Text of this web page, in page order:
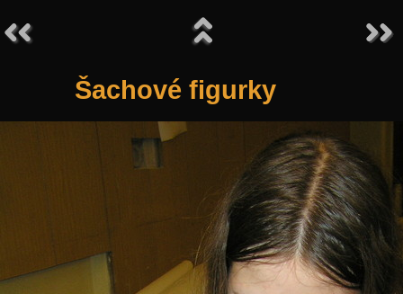
Šachové figurky